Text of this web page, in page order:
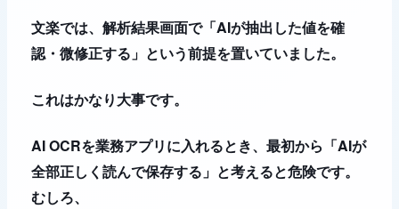
文楽では、解析結果画面で「AIが抽出した値を確
認・微修正する」という前提を置いていました。
これはかなり大事です。
AI OCRを業務アプリに入れるとき、最初から「AIが
全部正しく読んで保存する」と考えると危険です。
むしろ、